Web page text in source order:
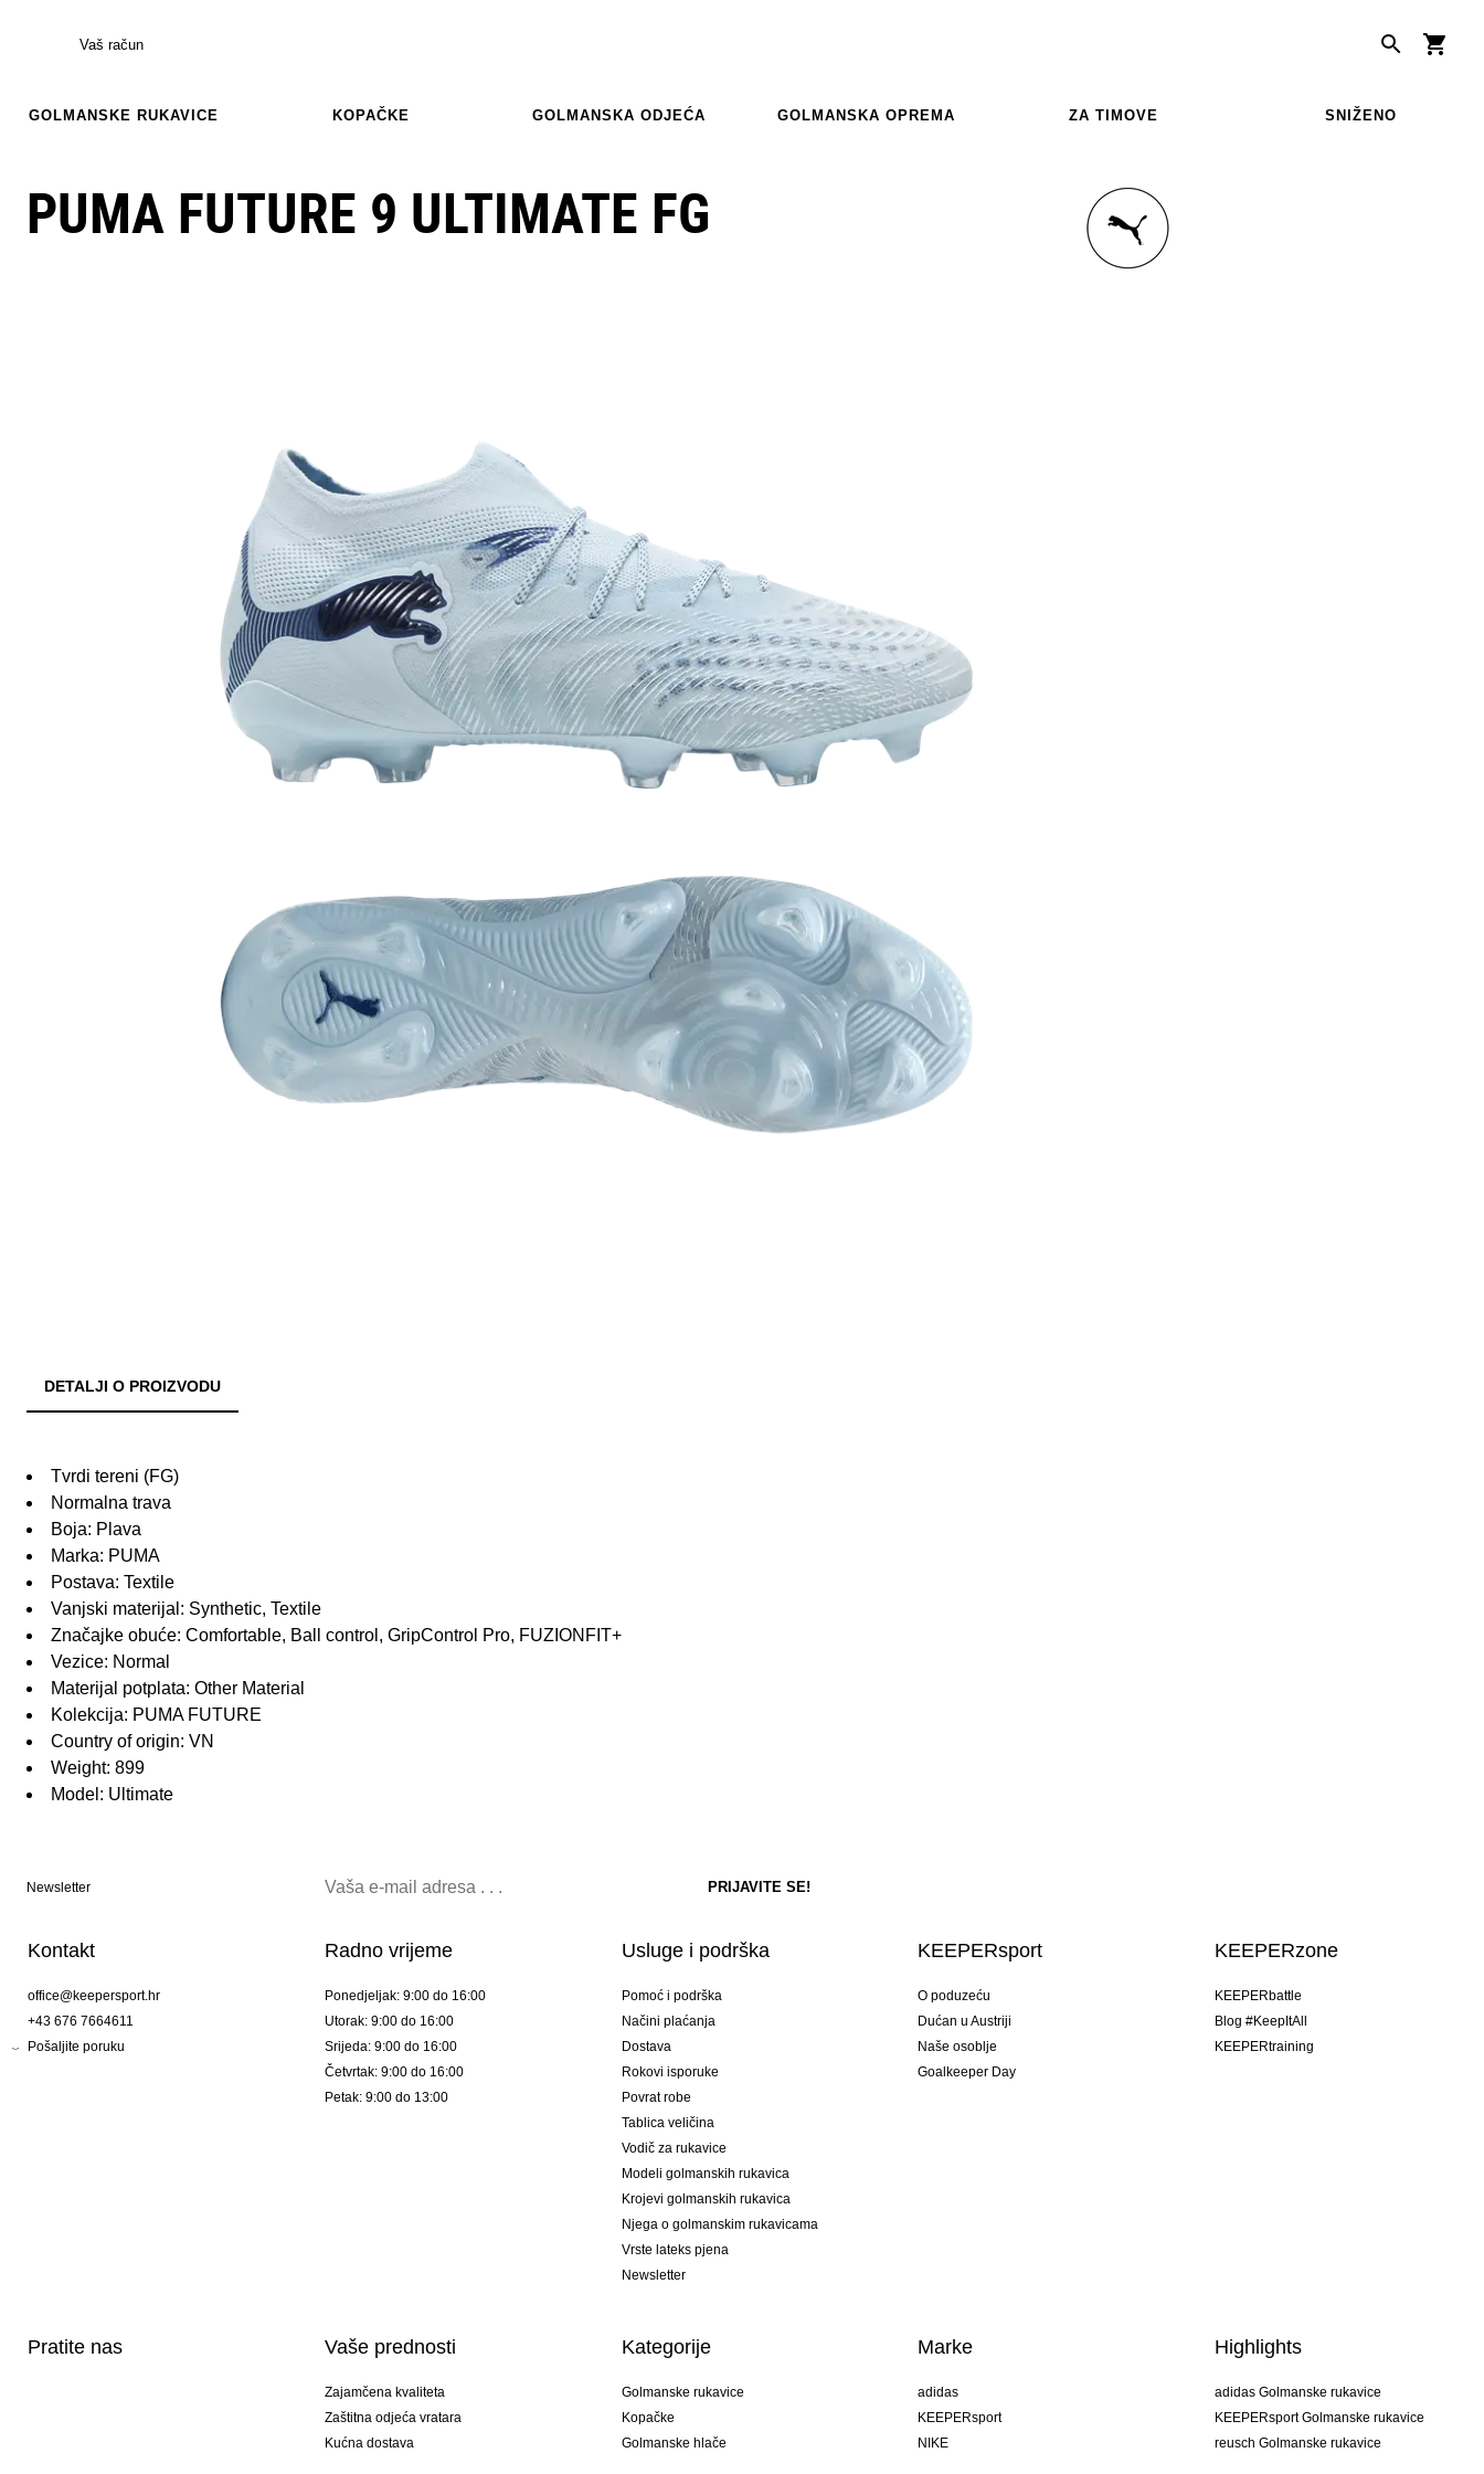
Vaš račun
GOLMANSKE RUKAVICE KOPAČKE GOLMANSKA ODJEĆA GOLMANSKA OPREMA ZA TIMOVE SNIŽENO
PUMA FUTURE 9 ULTIMATE FG
DETALJI O PROIZVODU
Tvrdi tereni (FG)
Normalna trava
Boja: Plava
Marka: PUMA
Postava: Textile
Vanjski materijal: Synthetic, Textile
Značajke obuće: Comfortable, Ball control, GripControl Pro, FUZIONFIT+
Vezice: Normal
Materijal potplata: Other Material
Kolekcija: PUMA FUTURE
Country of origin: VN
Weight: 899
Model: Ultimate
Newsletter
Kontakt
office@keepersport.hr
+43 676 7664611
Pošaljite poruku
Radno vrijeme
Ponedjeljak: 9:00 do 16:00
Utorak: 9:00 do 16:00
Srijeda: 9:00 do 16:00
Četvrtak: 9:00 do 16:00
Petak: 9:00 do 13:00
Usluge i podrška
Pomoć i podrška
Načini plaćanja
Dostava
Rokovi isporuke
Povrat robe
Tablica veličina
Vodič za rukavice
Modeli golmanskih rukavica
Krojevi golmanskih rukavica
Njega o golmanskim rukavicama
Vrste lateks pjena
Newsletter
KEEPERsport
O poduzeću
Dućan u Austriji
Naše osoblje
Goalkeeper Day
KEEPERzone
KEEPERbattle
Blog #KeepItAll
KEEPERtraining
Pratite nas Vaše prednosti
Zajamčena kvaliteta
Zaštitna odjeća vratara
Kućna dostava
Kategorije
Golmanske rukavice
Kopačke
Golmanske hlače
Marke
adidas
KEEPERsport
NIKE
Highlights
adidas Golmanske rukavice
KEEPERsport Golmanske rukavice
reusch Golmanske rukavice